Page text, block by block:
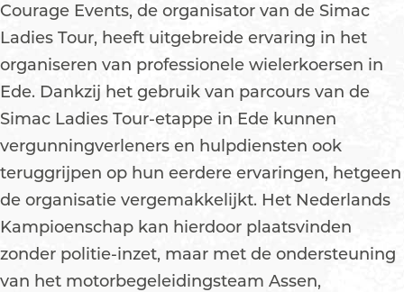
Courage Events, de organisator van de Simac
Ladies Tour, heeft uitgebreide ervaring in het
organiseren van professionele wielerkoersen in
Ede. Dankzij het gebruik van parcours van de
Simac Ladies Tour-etappe in Ede kunnen
vergunningverleners en hulpdiensten ook
teruggrijpen op hun eerdere ervaringen, hetgeen
de organisatie vergemakkelijkt. Het Nederlands
Kampioenschap kan hierdoor plaatsvinden
zonder politie-inzet, maar met de ondersteuning
van het motorbegeleidingsteam Assen,